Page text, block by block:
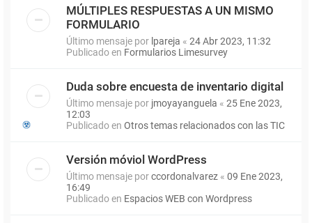
MÚLTIPLES RESPUESTAS A UN MISMO
FORMULARIO
Último mensaje por lpareja « 24 Abr 2023, 11:32
Publicado en Formularios Limesurvey
Duda sobre encuesta de inventario digital
Último mensaje por jmoyayanguela « 25 Ene 2023,
12:03
Publicado en Otros temas relacionados con las TIC
Versión móviol WordPress
Último mensaje porccordonalvarez « 09 Ene 2023,
16:49
Publicado en Espacios WEB con Wordpress